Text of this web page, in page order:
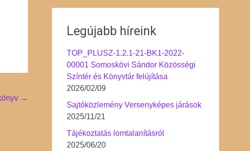
→
Legújabb híreink
TOP_PLUSZ-1.2.1-21-BK1-2022-
00001 Somoskövi Sándor Közösségi
Színtér és Könyvtár felújítása
2026/02/09
Sajtóközlemény Versenyképes járások
2025/11/21
Tájékoztatás lomtalanításról
2025/06/20